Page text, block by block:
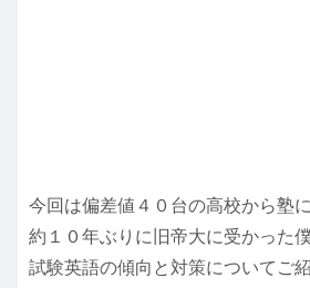
今回は偏差値４０台の高校から塾
約１０年ぶりに旧帝大に受かった
試験英語の傾向と対策についてご